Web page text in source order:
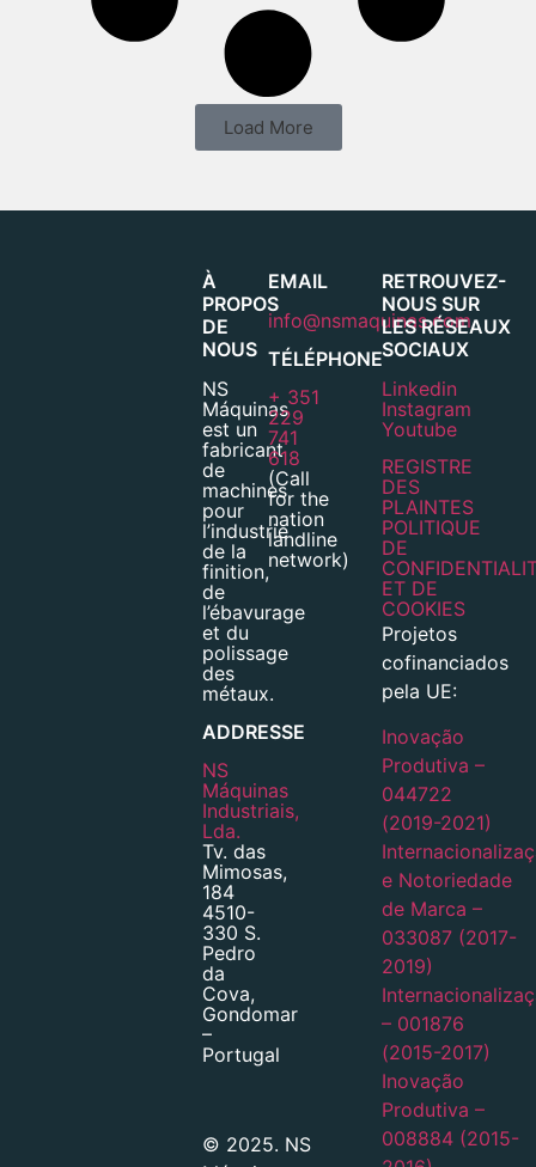
Load More
À
PROPOS
DE
NOUS
NS
Máquinas
est un
fabricant
de
machines
pour
l’industrie
de la
finition,
de
l’ébavurage
et du
polissage
des
métaux.
ADDRESSE
NS
Máquinas
Industriais,
Lda.
Tv. das
Mimosas,
184
4510-
330 S.
Pedro
da
Cova,
Gondomar
–
Portugal
EMAIL
info@nsmaquinas.com
TÉLÉPHONE
+ 351
229
741
618
(Call
for the
nation
landline
network)
© 2025. NS
RETROUVEZ-
NOUS SUR
LES RÉSEAUX
SOCIAUX
Linkedin
Instagram
Youtube
REGISTRE
DES
PLAINTES
POLITIQUE
DE
ET DE
COOKIES
Projetos
cofinanciados
pela UE:
Inovação
Produtiva –
044722
(2019-2021)
e Notoriedade
de Marca –
033087 (2017-
2019)
– 001876
(2015-2017)
Inovação
Produtiva –
008884 (2015-